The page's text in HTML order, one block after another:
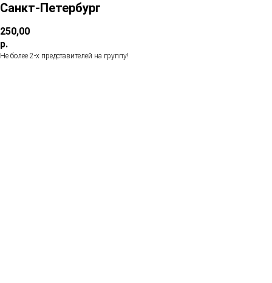
Санкт-Петербург
250,00
р.
Не более 2-х представителей на группу!